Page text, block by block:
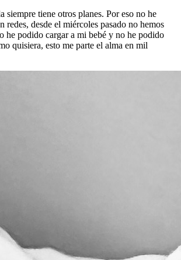
siempre tiene otros planes. Por eso no he
redes, desde el miércoles pasado no hemos
he podido cargar a mi bebé y no he podido
quisiera, esto me parte el alma en mil